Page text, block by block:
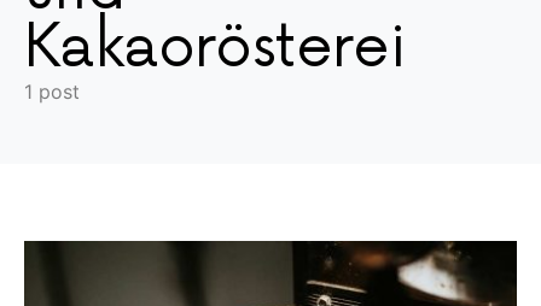
Kakaorösterei
1 post